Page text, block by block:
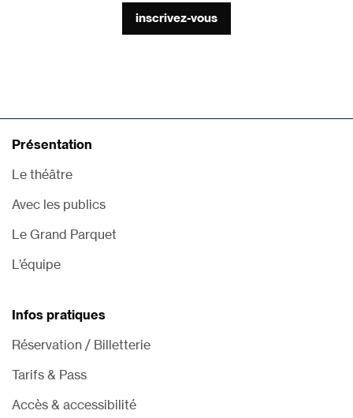
inscrivez-vous
Présentation
Le théâtre
Avec les publics
Le Grand Parquet
L’équipe
Infos pratiques
Réservation / Billetterie
Tarifs & Pass
Accès & accessibilité